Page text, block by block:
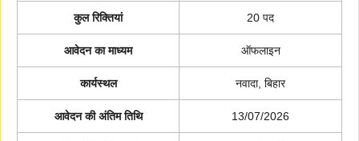
कुल रिक्तियां 20 पद
आवेदन का माध्यम ऑफलाइन
कार्यस्थल नवादा, बिहार
आवेदन की अंतिम तिथि 13/07/2026